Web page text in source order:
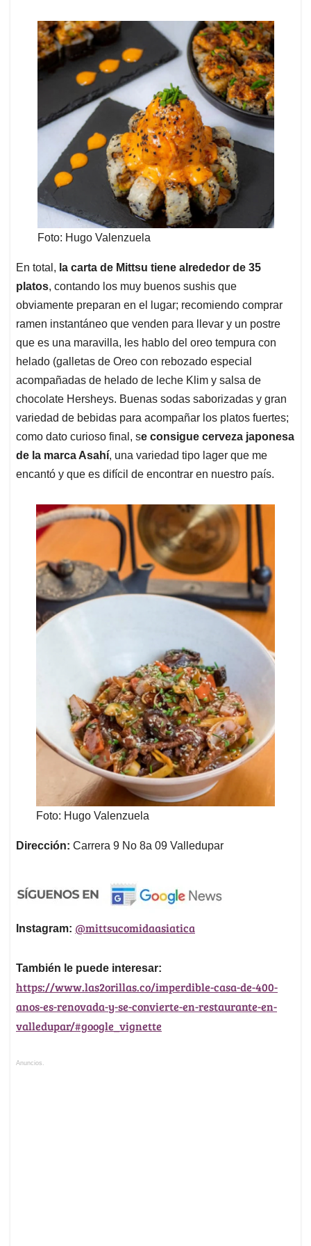
Foto: Hugo Valenzuela
En total, la carta de Mittsu tiene alrededor de 35
platos, contando los muy buenos sushis que
obviamente preparan en el lugar; recomiendo comprar
ramen instantáneo que venden para llevar y un postre
que es una maravilla, les hablo del oreo tempura con
helado (galletas de Oreo con rebozado especial
acompañadas de helado de leche Klim y salsa de
chocolate Hersheys. Buenas sodas saborizadas y gran
variedad de bebidas para acompañar los platos fuertes;
como dato curioso final, se consigue cerveza japonesa
de la marca Asahí, una variedad tipo lager que me
encantó y que es difícil de encontrar en nuestro país.
Foto: Hugo Valenzuela
Dirección: Carrera 9 No 8a 09 Valledupar
Instagram: @mittsucomidaasiatica
También le puede interesar:
https://www.las2orillas.co/imperdible-casa-de-400-
anos-es-renovada-y-se-convierte-en-restaurante-en-
valledupar/#google_vignette
Anuncios.